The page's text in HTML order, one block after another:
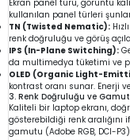
Ekran panel türü, görüntü
kullanılan panel türleri
TN (Twisted Nematic):
renk doğruluğu ve görüş
IPS (In-Plane Switching):
da multimedya tüketimi ve
OLED (Organic Light-
kontrast oranı sunar. Enerji
3. Renk Doğruluğu ve Gamut
Kaliteli bir laptop ekranı,
gösterebildiği renk aralığını
gamutu (Adobe RGB, DCI-